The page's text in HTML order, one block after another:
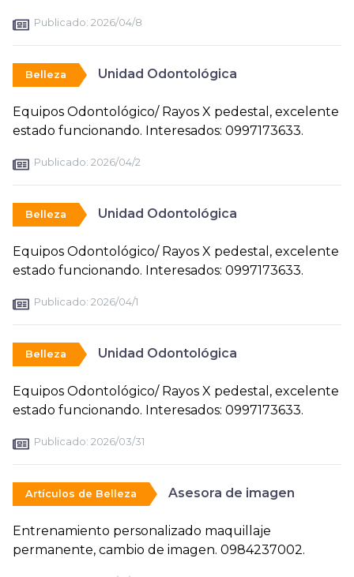
Publicado: 2026/04/8
Belleza Unidad Odontológica
Equipos Odontológico/ Rayos X pedestal, excelente
estado funcionando. Interesados: 0997173633.
Publicado: 2026/04/2
Belleza Unidad Odontológica
Equipos Odontológico/ Rayos X pedestal, excelente
estado funcionando. Interesados: 0997173633.
Publicado: 2026/04/1
Belleza Unidad Odontológica
Equipos Odontológico/ Rayos X pedestal, excelente
estado funcionando. Interesados: 0997173633.
Publicado: 2026/03/31
Artículos de Belleza Asesora de imagen
Entrenamiento personalizado maquillaje
permanente, cambio de imagen. 0984237002.